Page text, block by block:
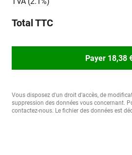
Total TTC
Payer 18,38
Vous disposez d'un droit d'accès, de
suppression des données vous concernant.
contactez-nous. Le fichier des données est